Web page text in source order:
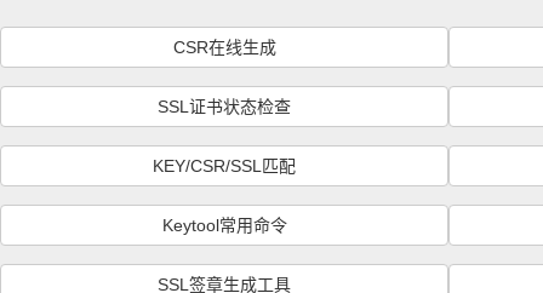
CSR在线生成
SSL证书状态检查
KEY/CSR/SSL匹配
Keytool常用命令
SSL签章生成工具